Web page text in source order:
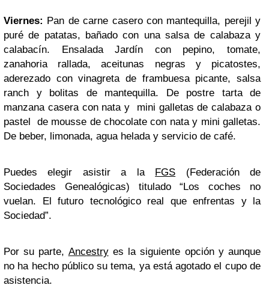
Viernes: Pan de carne casero con mantequilla, perejil y
puré de patatas, bañado con una salsa de calabaza y
calabacín. Ensalada Jardín con pepino, tomate,
zanahoria rallada, aceitunas negras y picatostes,
aderezado con vinagreta de frambuesa picante, salsa
ranch y bolitas de mantequilla. De postre tarta de
manzana casera con nata y mini galletas de calabaza o
pastel de mousse de chocolate con nata y mini galletas.
De beber, limonada, agua helada y servicio de café.
Puedes elegir asistir a la FGS (Federación de
Sociedades Genealógicas) titulado “Los coches no
vuelan. El futuro tecnológico real que enfrentas y la
Sociedad”.
Por su parte, Ancestryes la siguiente opción y aunque
no ha hecho público su tema, ya está agotado el cupo de
asistencia.